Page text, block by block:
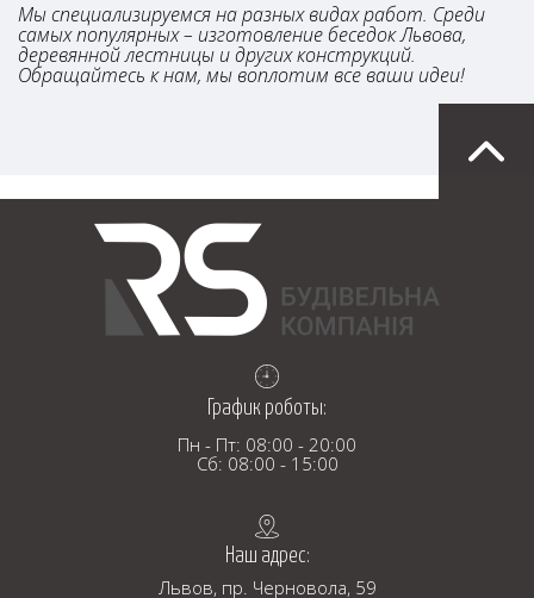
Мы специализируемся на разных видах работ. Среди
самых популярных – изготовление беседок Львова,
деревянной лестницы и других конструкций.
Обращайтесь к нам, мы воплотим все ваши идеи!
График роботы:
Пн - Пт: 08:00 - 20:00
Сб: 08:00 - 15:00
Наш адрес:
Львов, пр. Черновола, 59